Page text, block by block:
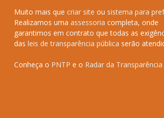
Muito mais que criar site ou sistema para
Realizamos uma assessoria completa, onde
garantimos em contrato que todas as
das leis de transparência pública serão
Conheça o PNTP e o Radar da Transparência